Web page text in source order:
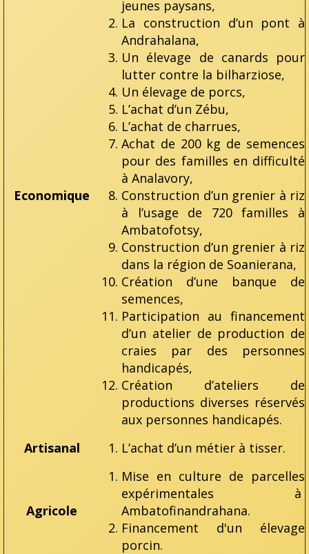
Economique
jeunes paysans,
La construction d’un pont à
Andrahalana,
Un élevage de canards pour
lutter contre la bilharziose,
Un élevage de porcs,
L’achat d’un Zébu,
L’achat de charrues,
Achat de 200 kg de semences
pour des familles en difficulté
à Analavory,
Construction d’un grenier à riz
à l’usage de 720 familles à
Ambatofotsy,
Construction d’un grenier à riz
dans la région de Soanierana,
Création d’une banque de
semences,
Participation au financement
d’un atelier de production de
craies par des personnes
handicapés,
Création d’ateliers de
productions diverses réservés
aux personnes handicapés.
Artisanal
L’achat d’un métier à tisser.
Agricole
Mise en culture de parcelles
expérimentales à
Ambatofinandrahana.
Financement d'un élevage
porcin.